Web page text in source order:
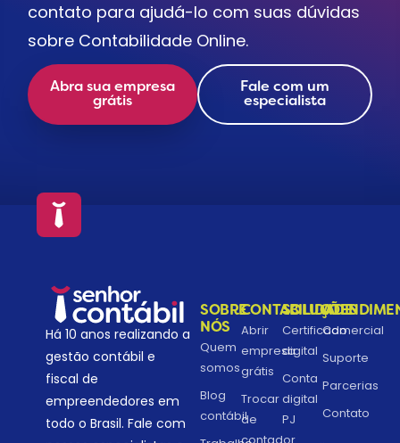
contato para ajudá-lo com suas dúvidas
sobre Contabilidade Online.
Abra sua empresa
grátis
Fale com um
especialista
Há 10 anos realizando a
gestão contábil e
fiscal de
empreendedores em
todo o Brasil. Fale com
SOBRE
NÓS
Quem
somos
Blog
contábil
CONTABILIDADE
Abrir
empresa
grátis
Trocar
de
SOLUÇÕES
Certificado
digital
Conta
digital
PJ
Comercial
Suporte
Parcerias
Contato